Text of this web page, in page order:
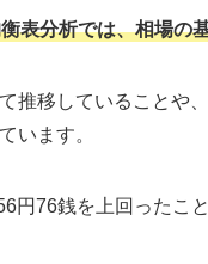
表分析では、相場の
推移していることや
います。
円76銭を上回ったこ